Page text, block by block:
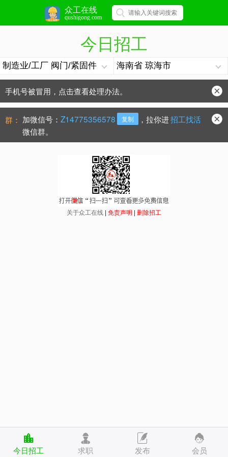
众工在线
qushigong.com
今日招工
手机号被冒用，点击查看处理办法。
防骗常识：学会这些不上当？
群： 加微信号： Z14775356578 复制 ，拉你进招工找活
微信群。
关于众工在线 | 免责声明 | 删除招工
今日招工 求职 发布 会员